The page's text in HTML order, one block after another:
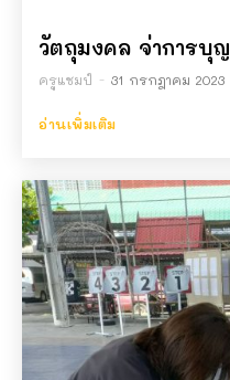
วัตถุมงคล จ่าการบุญ
ครูแชมป์ - 31 กรกฎาคม 2023
อ่านเพิ่มเติม